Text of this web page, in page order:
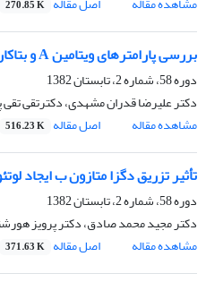
270.85 K
بررسی پارامترهای ویتامین A و بتاکاروتن سرم و کبد در گاو نژاد هلشتاین و دو رگه آن در طول یکسال در کشتارگاه قائم شهرستان تهران
دوره 58، شماره 2، تابستان 1382
دکتر علیرضا قدران مشهدی، دکترتقی تقی
مشاهده مقاله
اصل مقاله 516.23 K
تأثیر تزریق دگزا متازون ب ایجاد
دوره 58، شماره 2، تابستان 1382
دکتر مجید محمد صادق، دکتر پرویز
مشاهده مقاله
اصل مقاله 371.63 K